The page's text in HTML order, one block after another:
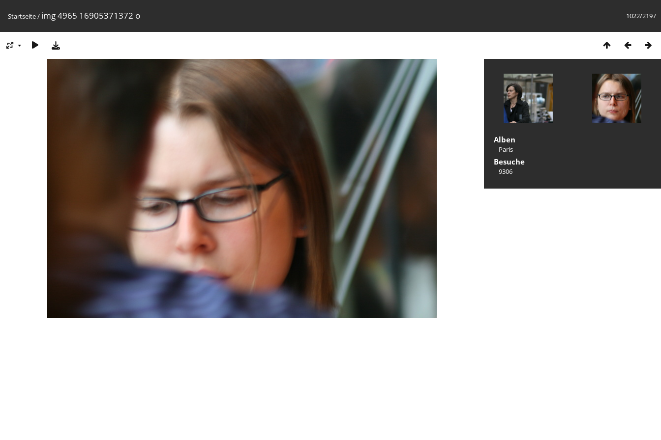
1022/2197
Startseite/ img 4965 16905371372 o
Alben
Paris
Besuche
9306